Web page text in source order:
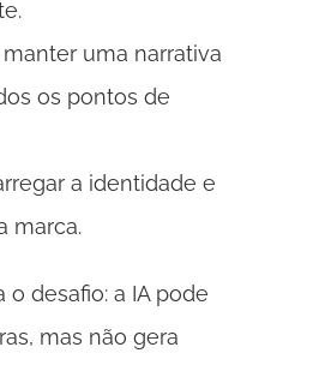
uma narrativa
os pontos de
a identidade e
marca.
o desafio: a IA pode
mas não gera